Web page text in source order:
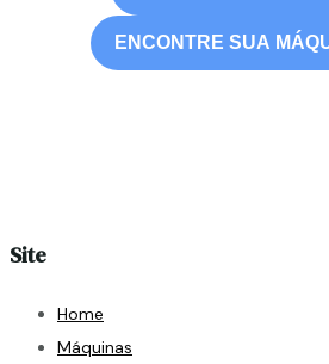
ENCONTRE SUA
Site
Home
Máquinas